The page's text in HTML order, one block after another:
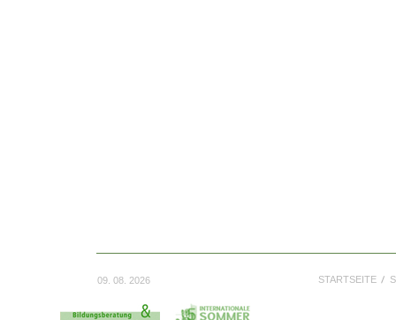
09. 08. 2026 STARTSEITE